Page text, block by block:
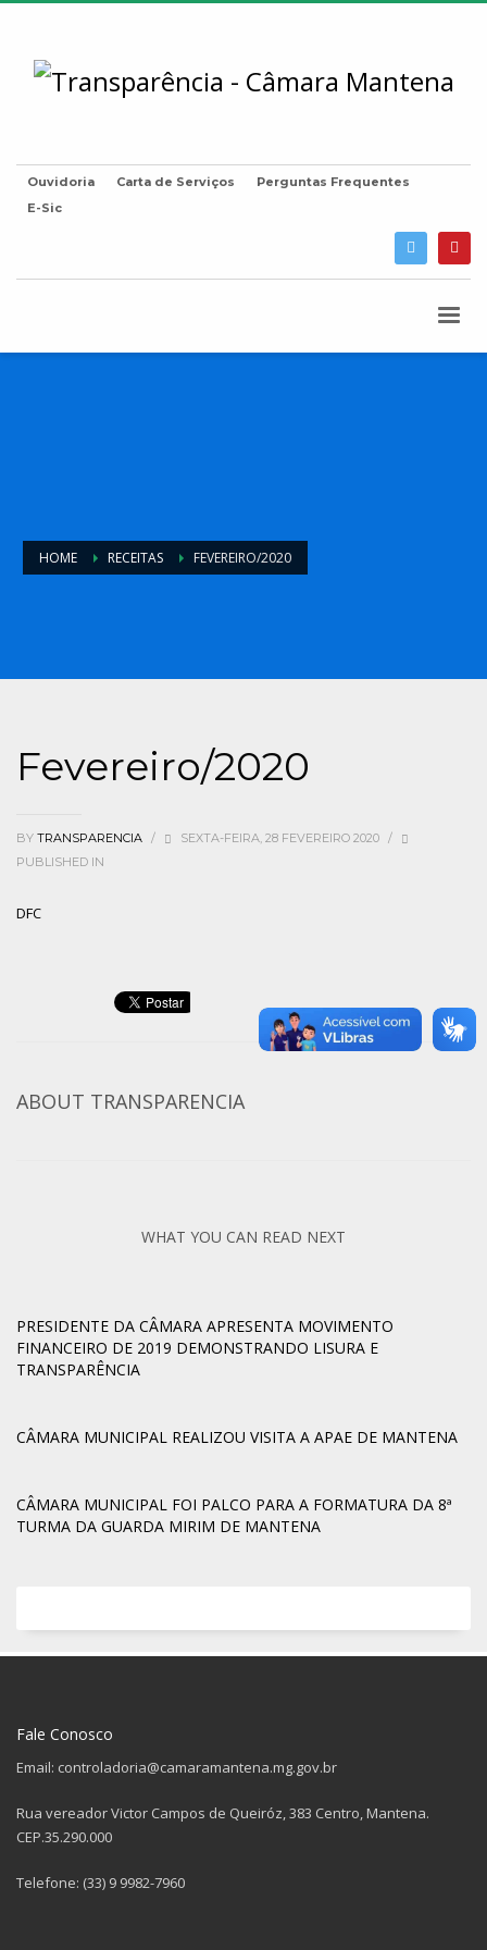
Ouvidoria Carta de Serviços
Perguntas Frequentes
E-Sic
HOME RECEITAS FEVEREIRO/2020
Fevereiro/2020
BY TRANSPARENCIA / SEXTA-FEIRA, 28 FEVEREIRO 2020 /
PUBLISHED IN
DFC
ABOUT TRANSPARENCIA
WHAT YOU CAN READ NEXT
PRESIDENTE DA CÂMARA APRESENTA MOVIMENTO
FINANCEIRO DE 2019 DEMONSTRANDO LISURA E
TRANSPARÊNCIA
CÂMARA MUNICIPAL REALIZOU VISITA A APAE DE MANTENA
CÂMARA MUNICIPAL FOI PALCO PARA A FORMATURA DA 8ª
TURMA DA GUARDA MIRIM DE MANTENA
Fale Conosco
Email: controladoria@camaramantena.mg.gov.br
Rua vereador Victor Campos de Queiróz, 383 Centro, Mantena.
CEP.35.290.000
Telefone: (33) 9 9982-7960